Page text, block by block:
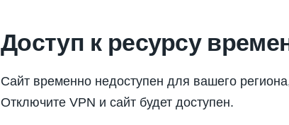
Доступ к ресурсу
Сайт временно недоступен для вашего
Отключите VPN и сайт будет доступен.